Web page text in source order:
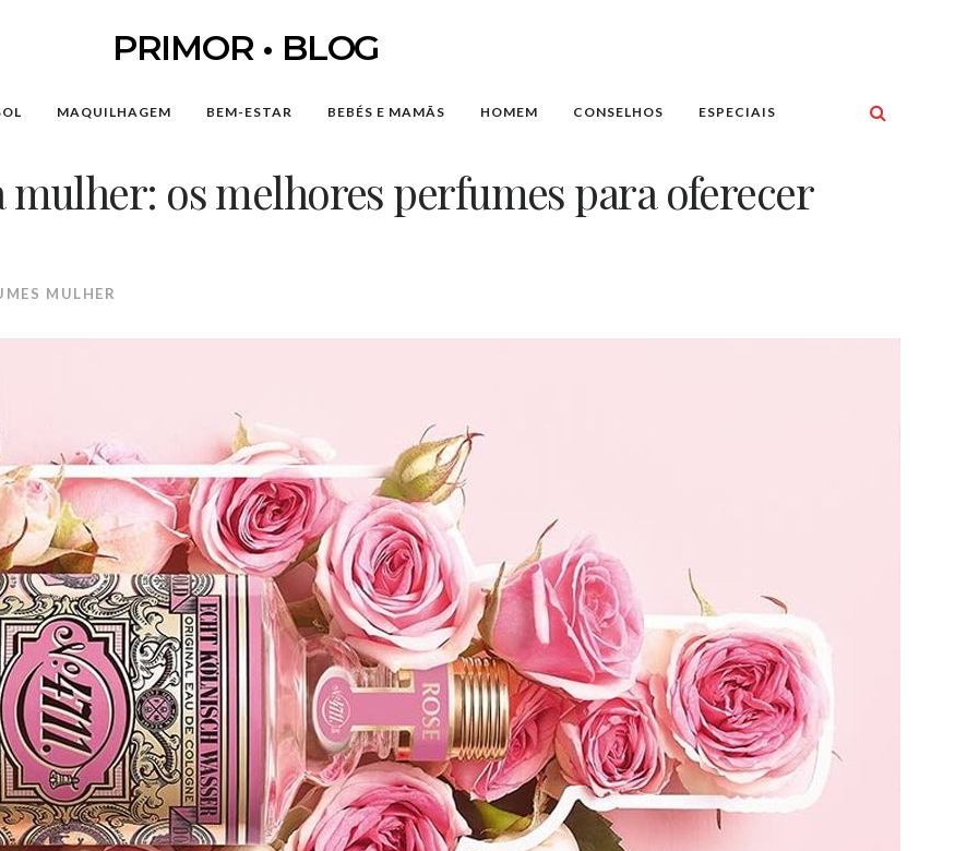
PRIMOR • BLOG
MAQUILHAGEM BEM-ESTAR BEBÉS E MAMÃS HOMEM CONSELHOS ESPECIAIS
mulher: os melhores perfumes para oferecer
MULHER